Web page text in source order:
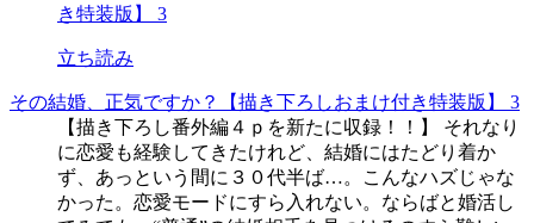
立ち読み
その結婚、正気ですか？【描き下ろしおまけ付き特装版】 3
【描き下ろし番外編４ｐを新たに収録！！】 それなり
に恋愛も経験してきたけれど、結婚にはたどり着か
ず、あっという間に３０代半ば…。こんなハズじゃな
かった。恋愛モードにすら入れない。ならばと婚活し